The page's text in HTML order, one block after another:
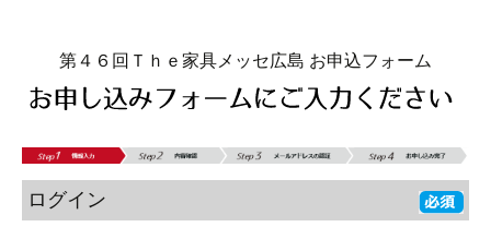
第４６回Ｔｈｅ家具メッセ広島 お申込フォーム
ログイン